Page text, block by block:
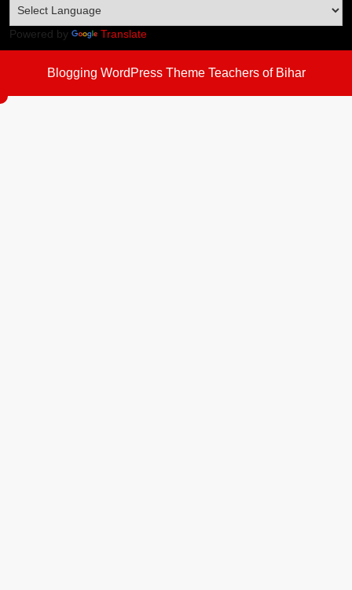
Powered by Translate
Blogging WordPress ThemeTeachers of Bihar